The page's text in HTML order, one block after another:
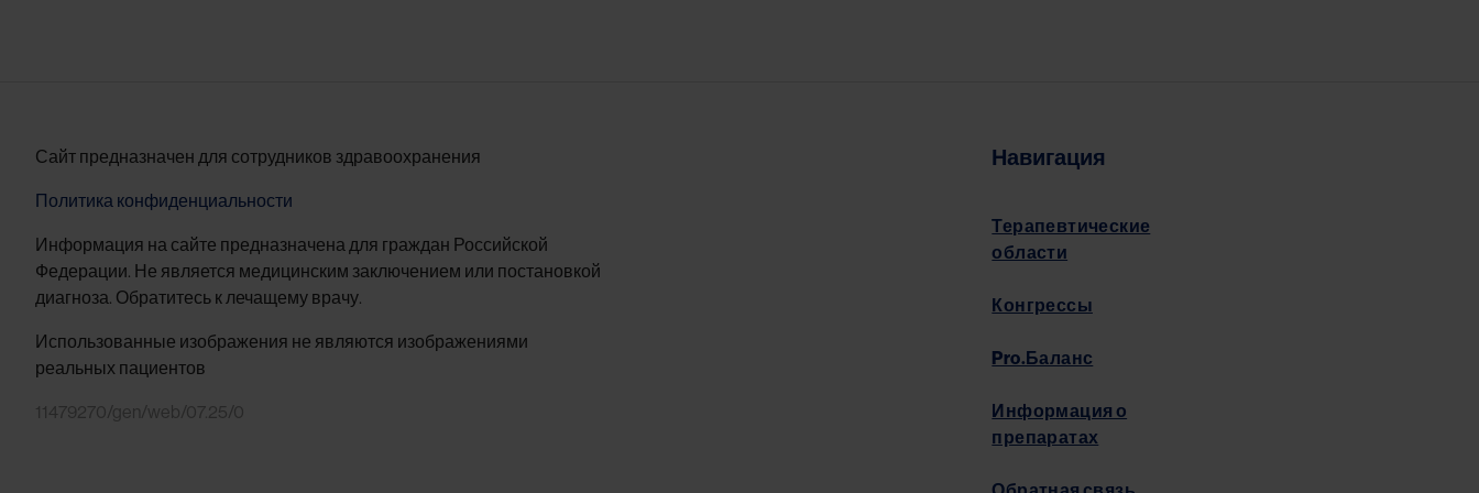
Сайт предназначен для сотрудников здравоохранения
Политика конфиденциальности
Информация на сайте предназначена для граждан Российской
Федерации. Не является медицинским заключением или постановкой
диагноза. Обратитесь к лечащему врачу.
Использованные изображения не являются изображениями
реальных пациентов
11479270/gen/web/07.25/0
Навигация
Терапевтические
области
Конгрессы
Pro.Баланс
Информация о
препаратах